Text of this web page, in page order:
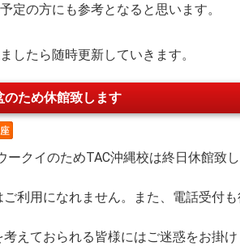
定の方にも参考となると思います。
したら随時更新していきます。
ため休館致します
クイのためTAC沖縄校は終日休館致し
利用になれません。また、電話受付も
えておられる皆様にはご迷惑をお掛け